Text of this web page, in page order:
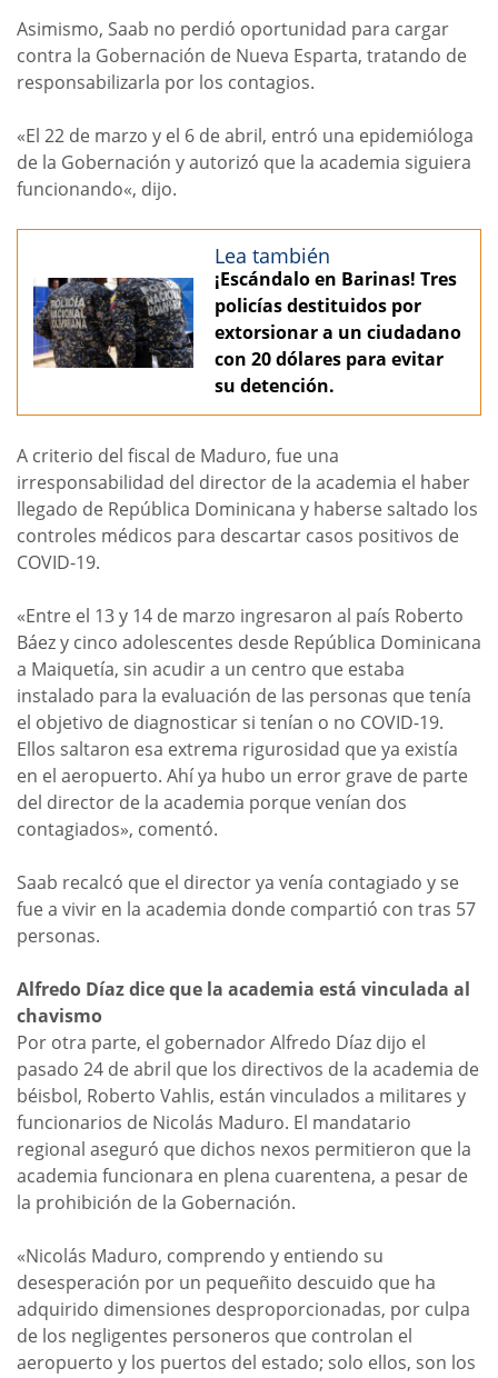
Asimismo, Saab no perdió oportunidad para cargar
contra la Gobernación de Nueva Esparta, tratando de
responsabilizarla por los contagios.
«El 22 de marzo y el 6 de abril, entró una epidemióloga
de la Gobernación y autorizó que la academia siguiera
funcionando«, dijo.
Lea también
¡Escándalo en Barinas! Tres
policías destituidos por
extorsionar a un ciudadano
con 20 dólares para evitar
su detención.
A criterio del fiscal de Maduro, fue una
irresponsabilidad del director de la academia el haber
llegado de República Dominicana y haberse saltado los
controles médicos para descartar casos positivos de
COVID-19.
«Entre el 13 y 14 de marzo ingresaron al país Roberto
Báez y cinco adolescentes desde República Dominicana
a Maiquetía, sin acudir a un centro que estaba
instalado para la evaluación de las personas que tenía
el objetivo de diagnosticar si tenían o no COVID-19.
Ellos saltaron esa extrema rigurosidad que ya existía
en el aeropuerto. Ahí ya hubo un error grave de parte
del director de la academia porque venían dos
contagiados», comentó.
Saab recalcó que el director ya venía contagiado y se
fue a vivir en la academia donde compartió con tras 57
personas.
Alfredo Díaz dice que la academia está vinculada al
chavismo
Por otra parte, el gobernador Alfredo Díaz dijo el
pasado 24 de abril que los directivos de la academia de
béisbol, Roberto Vahlis, están vinculados a militares y
funcionarios de Nicolás Maduro. El mandatario
regional aseguró que dichos nexos permitieron que la
academia funcionara en plena cuarentena, a pesar de
la prohibición de la Gobernación.
«Nicolás Maduro, comprendo y entiendo su
desesperación por un pequeñito descuido que ha
adquirido dimensiones desproporcionadas, por culpa
de los negligentes personeros que controlan el
aeropuerto y los puertos del estado; solo ellos, son los